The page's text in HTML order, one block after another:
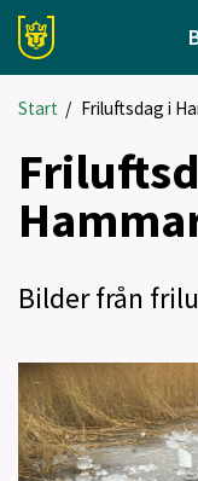
Start / Friluftsdag i
Bilder från